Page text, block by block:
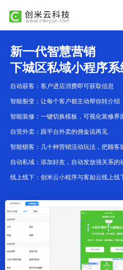
新一代智慧营销
下城区私域小程序系
自动获客：客户进店消费即可获取信息
智能裂变：让每个客户都主动帮你转介绍
智能装修：一键切换模板，可视化装修界
自营外卖：跟平台外卖的佣金说再见
智能锁客：几十种营销活动玩法，把顾客
自动私域：添加好友，自动发放强关系的
线上线下：创米云小程序与客如云线上线